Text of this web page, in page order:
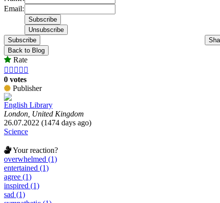
Email:
Subscribe
Back to Blog
Rate
    
0 votes
Publisher
English Library
London, United Kingdom
26.07.2022 (1474 days ago)
Science
Your reaction?
overwhelmed (1)
entertained (1)
agree (1)
inspired (1)
sad (1)